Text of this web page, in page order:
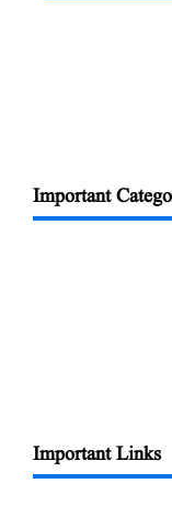
Important
Important Links